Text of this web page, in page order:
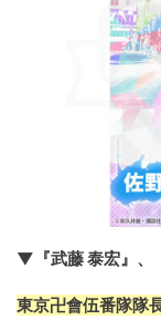
▼『武藤 泰宏』、
東京卍會伍番隊隊